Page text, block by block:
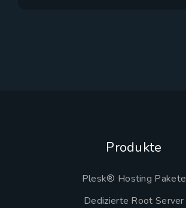
Produkte
Plesk® Hosting Pakete
Dedizierte Root Server